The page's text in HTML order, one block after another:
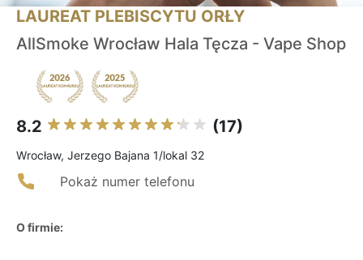
LAUREAT PLEBISCYTU ORŁY
AllSmoke Wrocław Hala Tęcza - Vape Shop
8.2 (17)
Wrocław, Jerzego Bajana 1/lokal 32
Pokaż numer telefonu
O firmie: